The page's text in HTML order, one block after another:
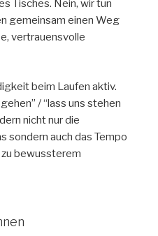
Tisches. Nein, wir tun
gemeinsam einen Weg
vertrauensvolle
beim Laufen aktiv.
/ “lass uns stehen
nicht nur die
sondern auch das Tempo
bewussterem